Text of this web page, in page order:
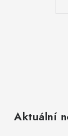
Aktuální